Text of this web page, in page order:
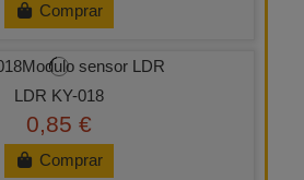
Comprar
LDR KY-018
0,85 €
Comprar